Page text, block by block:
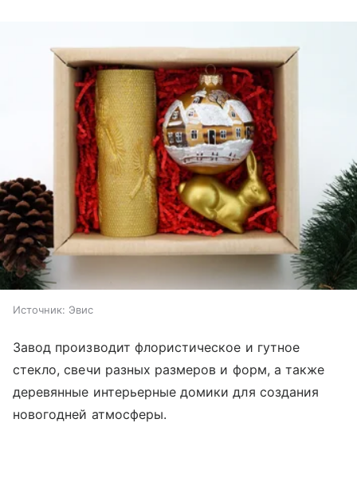
Источник: Эвис
Завод производит флористическое и гутное
стекло, свечи разных размеров и форм, а также
деревянные интерьерные домики для создания
новогодней атмосферы.